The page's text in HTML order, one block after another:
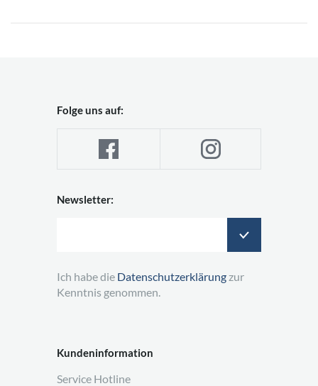
Kundeninformation
Service Hotline
Folge uns auf:
Newsletter:
Ich habe die Datenschutzerklärung zur
Kenntnis genommen.